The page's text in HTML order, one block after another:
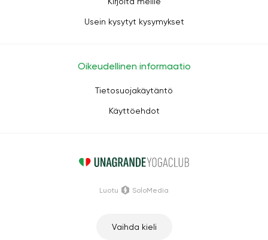
Usein kysytyt kysymykset
Oikeudellinen informaatio
Tietosuojakäytäntö
Käyttöehdot
Vaihda kieli
Luotu SoloMedia